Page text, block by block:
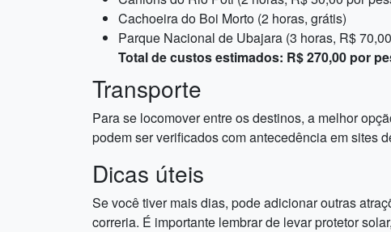
Cachoeira do Boi Morto (2 horas, grátis)
Parque Nacional de Ubajara (3 horas, R$
Total de custos estimados: R$ 270,00 por
Transporte
Para se locomover entre os destinos, a melhor
podem ser verificados com antecedência em sites
Dicas úteis
Se você tiver mais dias, pode adicionar outras
correria. É importante lembrar de levar protetor